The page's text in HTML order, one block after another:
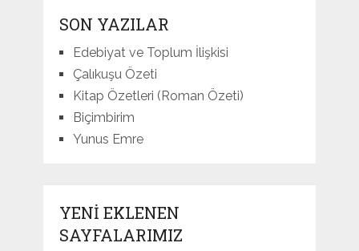
SON YAZILAR
Edebiyat ve Toplum İlişkisi
Çalıkuşu Özeti
Kitap Özetleri (Roman Özeti)
Biçimbirim
Yunus Emre
YENI EKLENEN
SAYFALARIMIZ